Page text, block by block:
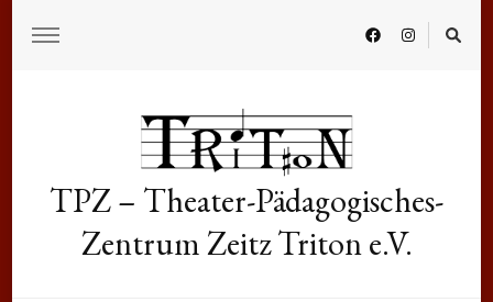
TPZ – Theater-Pädagogisches-
Zentrum Zeitz Triton e.V.